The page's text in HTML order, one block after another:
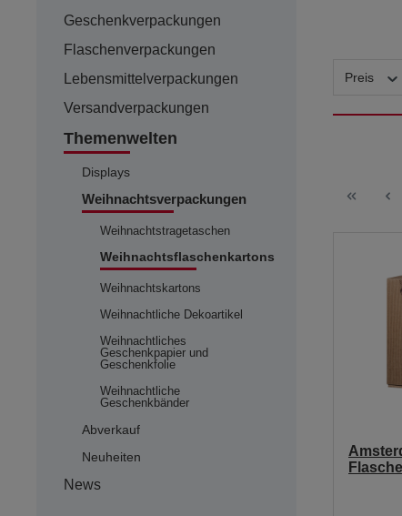
Geschenkverpackungen
Flaschenverpackungen
Lebensmittelverpackungen
Versandverpackungen
Themenwelten
Displays
Weihnachtsverpackungen
Weihnachtstragetaschen
Weihnachtsflaschenkartons
Weihnachtskartons
Weihnachtliche Dekoartikel
Weihnachtliches
Geschenkpapier und
Geschenkfolie
Weihnachtliche
Geschenkbänder
Abverkauf
Neuheiten
News
Preis